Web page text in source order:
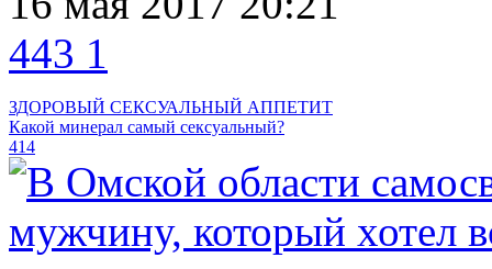
443 1
ЗДОРОВЫЙ СЕКСУАЛЬНЫЙ АППЕТИТ
Какой минерал самый сексуальный?
414